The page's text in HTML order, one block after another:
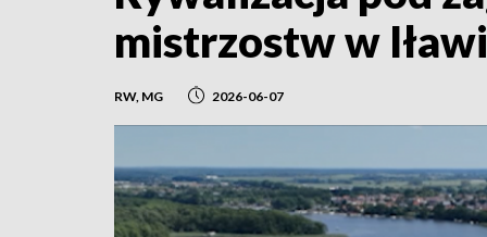
mistrzostw w
RW, MG 2026-06-07